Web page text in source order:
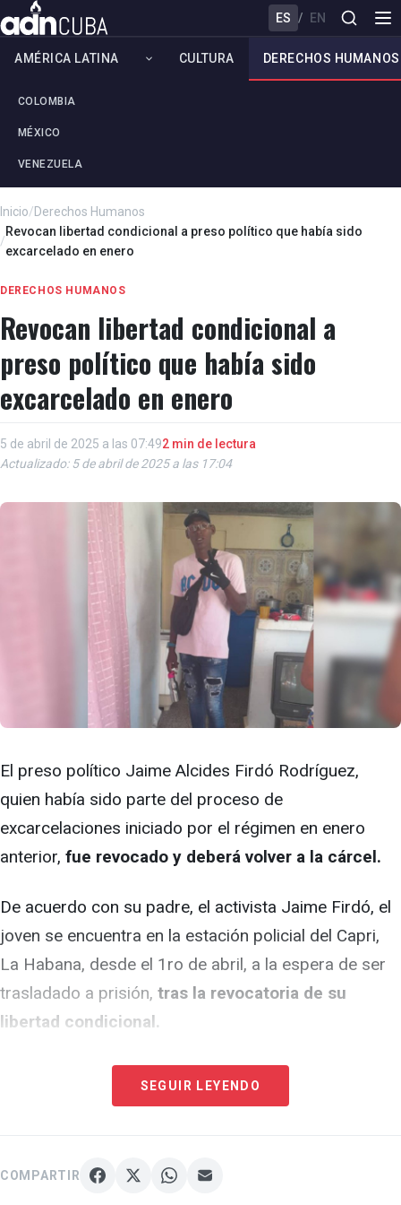
ES / EN
AMÉRICA LATINA
COLOMBIA
MÉXICO
VENEZUELA
CULTURA DERECHOS HUMANOS
Inicio/Derechos Humanos
/
Revocan libertad condicional a preso político que había sido
excarcelado en enero
DERECHOS HUMANOS
Revocan libertad condicional a
preso político que había sido
excarcelado en enero
5 de abril de 2025 a las 07:492 min de lectura
Actualizado: 5 de abril de 2025 a las 17:04
El preso político Jaime Alcides Firdó Rodríguez,
quien había sido parte del proceso de
excarcelaciones iniciado por el régimen en enero
anterior, fue revocado y deberá volver a la cárcel.
De acuerdo con su padre, el activista Jaime Firdó, el
joven se encuentra en la estación policial del Capri,
La Habana, desde el 1ro de abril, a la espera de ser
trasladado a prisión, tras la revocatoria de su
libertad condicional.
"Ya mi hijo en varias ocasiones me había dicho que
Ariel, el que lo atiende de la Seguridad de Estado del
puso en su lugar.Es ahí donde él toma represalias
SEGUIR LEYENDO
COMPARTIR